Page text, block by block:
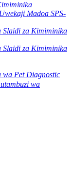
Madoa SPS-
Slaidi za Kimiminika
Slaidi za Kimiminika
wa Pet Diagnostic
wa